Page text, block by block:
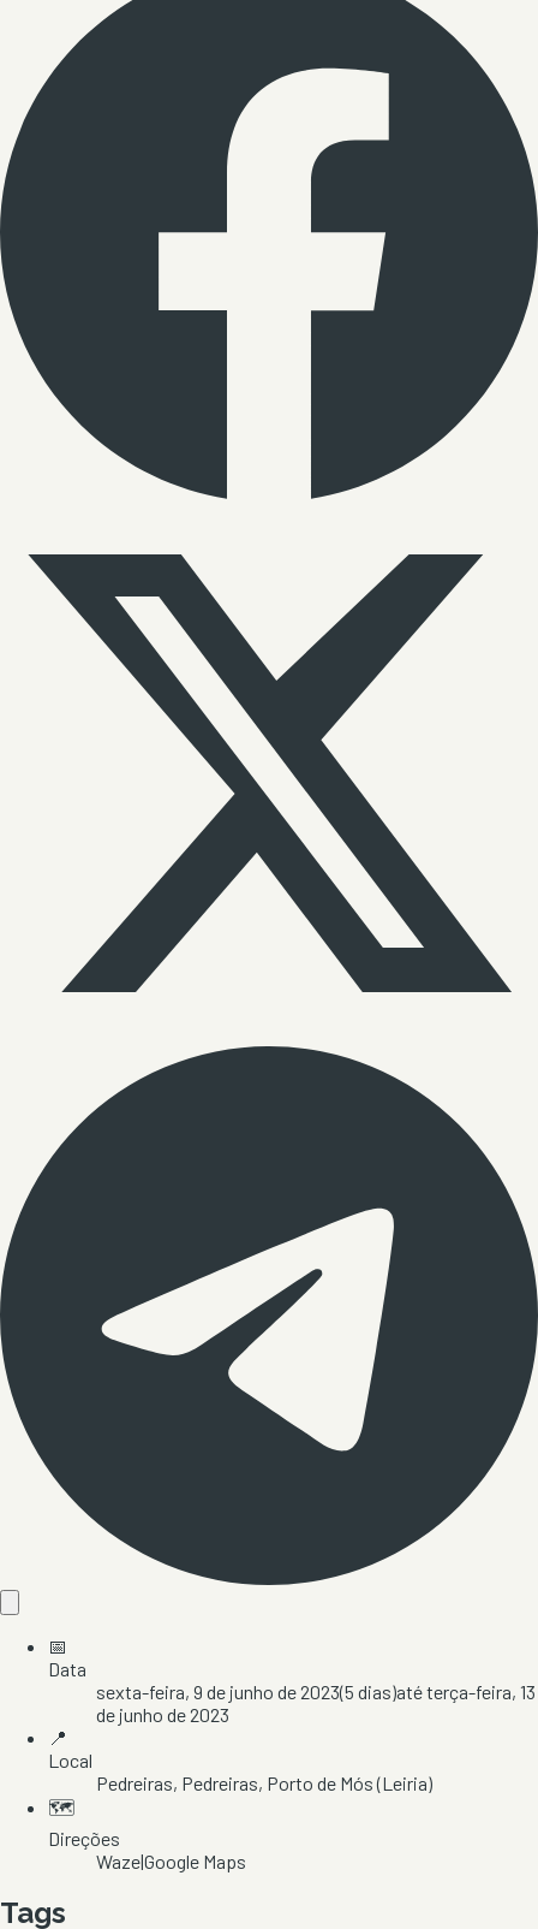
📅
Data
sexta-feira, 9 de junho de 2023(5 dias)atéterça-feira, 13
de junho de 2023
📍
Local
Pedreiras, Pedreiras, Porto de Mós(Leiria)
🗺️
Direções
Waze|Google Maps
Tags